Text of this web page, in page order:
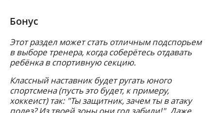
Бонус
Этот раздел может стать отличным подспорьем
в выборе тренера, когда соберётесь отдавать
ребёнка в спортивную секцию.
Классный наставник будет ругать юного
спортсмена (пусть это будет, к примеру,
хоккеист) так: "Ты защитник, зачем ты в атаку